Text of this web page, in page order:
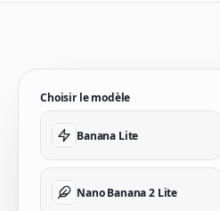
Choisir le modèle
Banana Lite
Nano Banana 2 Lite